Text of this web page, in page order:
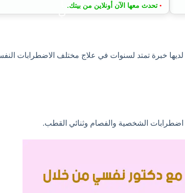
• تحدث معها الآن أونلاين من بيتك.
خبرة تمتد لسنوات في علاج مختلف الاضطرابات
اضطرابات الشخصية والفصام وثنائي القطب.